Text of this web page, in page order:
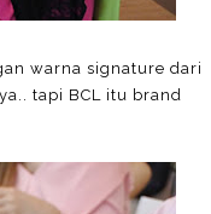
warna signature dari
tapi BCL itu brand